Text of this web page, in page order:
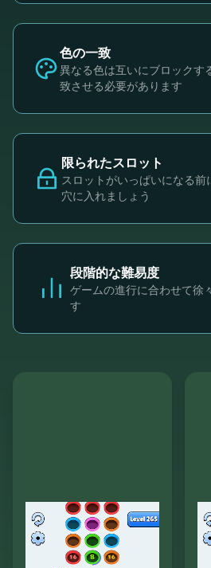
色の一致
異なる色は互いにブロックす
致させる必要があります
限られたスロット
スロットがいっぱいになる
穴に入れましょう
段階的な難易度
ゲームの進行に合わせて徐
す